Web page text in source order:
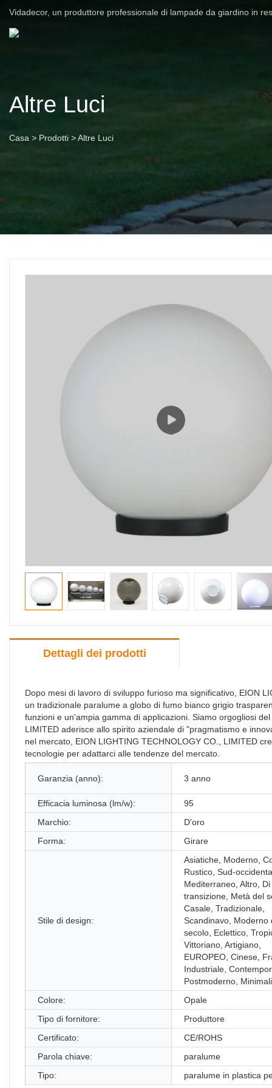
Vidadecor, un produttore professionale di lampade da giardino in
Altre Luci
Casa > Prodotti >Altre Luci
Dettagli dei prodotti
Dopo mesi di lavoro di sviluppo furioso ma significativo, EION
un tradizionale paralume a globo di fumo bianco grigio
funzioni e un'ampia gamma di applicazioni. Siamo orgogliosi
LIMITED aderisce allo spirito aziendale di "pragmatismo e
nel mercato, EION LIGHTING TECHNOLOGY CO., LIMITED
tecnologie per adattarci alle tendenze del mercato.
Garanzia (anno): 3 anno
Efficacia luminosa (lm/w):
95
Marchio:
D'oro
Forma:
Girare
Stile di design:
Asiatiche, Moderno,
Rustico, Sud-
Mediterraneo, Altro, Di
transizione, Metà del
Casale, Tradizionale,
Scandinavo, Moderno
secolo, Eclettico,
Vittoriano, Artigiano,
EUROPEO, Cinese,
Industriale,
Postmoderno,
Colore:
Opale
Tipo di fornitore:
Produttore
Certificato:
CE/ROHS
Parola chiave:
paralume
Tipo:
paralume in plastica